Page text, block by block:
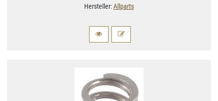
Hersteller:Allparts